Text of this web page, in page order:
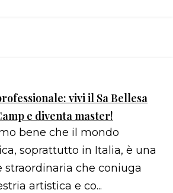
vivi il Sa Bellesa
e diventa master!
bene che il mondo
soprattutto in Italia, è una
straordinaria che coniuga
artistica e co...